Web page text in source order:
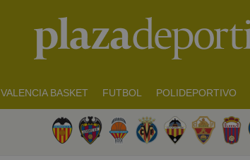
VALENCIA BASKET FUTBOL POLIDEPORTIVO